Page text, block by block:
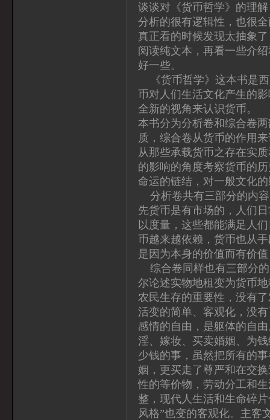
谈谈对《货币哲学》的理
分析的很有逻辑性，也很
真正看的时候发现太抽象
阅读纯文本，再看一些介
好一些。
《货币哲学》这本书是
币对人们生活文化产生的
全新的视角来认识货币。
本书分为分析卷和综合卷
质，综合卷从货币的作用
从那些承载货币之存在实
的影响的角度考察货币的
命运的链结，对一般文化的
分析卷共有三部分的内容
先货币是有市场的，人们
以度量，这些都能满足人
币越来越依赖，货币也从
是因为本身的价值而有价
综合卷同样也有三部分的
尔论述实物地租变为货币
农民生存的重要性，没有
活变的简单、客观化，没
感情的自由，是躯体的自
淫、嫁妆、买卖婚姻、为
少钱的事，虽然把所有的
姻，更买走了尊严和在交
性的等价物，劳动分工和
整，现代人生活和生命碎
风格”也变的客观化。主客